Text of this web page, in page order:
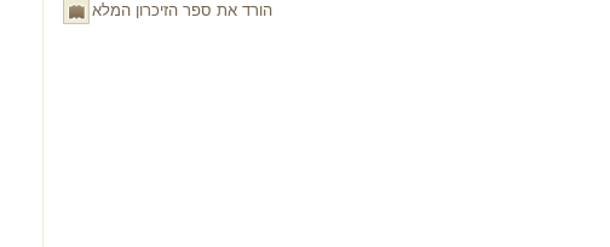
הורד את ספר הזיכרון המלא